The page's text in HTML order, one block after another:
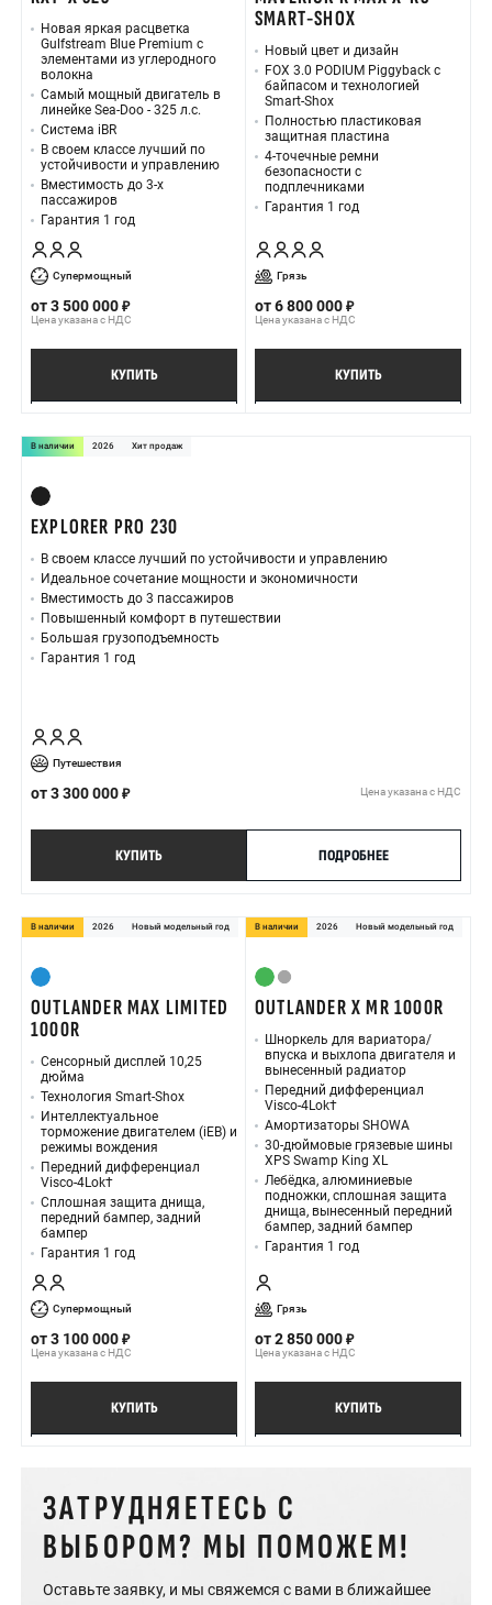
Новая яркая расцветка
Gulfstream Blue Premium с
элементами из углеродного
волокна
Самый мощный двигатель в
линейке Sea-Doo - 325 л.с.
Система iBR
В своем классе лучший по
устойчивости и управлению
Вместимость до 3-х
пассажиров
Гарантия 1 год
Супермощный
от3 500 000
Цена указана с НДС
КУПИТЬ
SMART-SHOX
Новый цвет и дизайн
FOX 3.0 PODIUM Piggyback с
байпасом и технологией
Smart-Shox
Полностью пластиковая
защитная пластина
4-точечные ремни
безопасности с
подплечниками
Гарантия 1 год
Грязь
от6 800 000
Цена указана с НДС
КУПИТЬ
В наличии 2026 Хит продаж
EXPLORER PRO 230
В своем классе лучший по устойчивости и управлению
Идеальное сочетание мощности и экономичности
Вместимость до 3 пассажиров
Повышенный комфорт в путешествии
Большая грузоподъемность
Гарантия 1 год
Путешествия
от3 300 000 Цена указана с НДС
КУПИТЬ ПОДРОБНЕЕ
В наличии 2026 Новый модельный год
OUTLANDER MAX LIMITED
1000R
Сенсорный дисплей 10,25
дюйма
Технология Smart-Shox
Интеллектуальное
торможение двигателем (iEB) и
режимы вождения
Передний дифференциал
Visco-4Lok†
Сплошная защита днища,
передний бампер, задний
бампер
Гарантия 1 год
Супермощный
от3 100 000
Цена указана с НДС
КУПИТЬ
В наличии 2026 Новый модельный год
OUTLANDER X MR 1000R
Шноркель для вариатора/
впуска и выхлопа двигателя и
вынесенный радиатор
Передний дифференциал
Visco-4Lok†
Амортизаторы SHOWA
30-дюймовые грязевые шины
XPS Swamp King XL
Лебёдка, алюминиевые
подножки, сплошная защита
днища, вынесенный передний
бампер, задний бампер
Гарантия 1 год
Грязь
от2 850 000
Цена указана с НДС
КУПИТЬ
ЗАТРУДНЯЕТЕСЬ С
ВЫБОРОМ? МЫ ПОМОЖЕМ!
Оставьте заявку, и мы свяжемся с вами в ближайшее